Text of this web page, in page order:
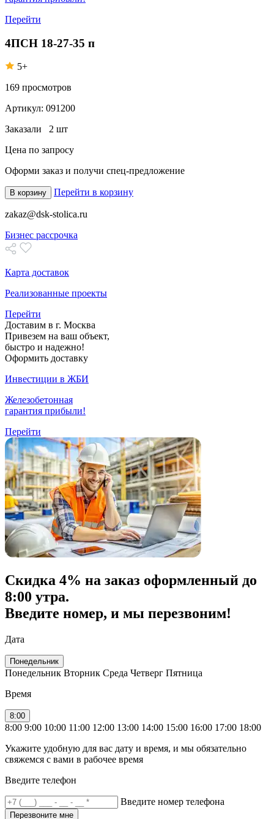
Перейти
4ПСН 18-27-35 п
5+
169 просмотров
Артикул: 091200
Заказали 2 шт
Цена по запросу
Оформи заказ и получи спец-предложение
В корзину Перейти в корзину
zakaz@dsk-stolica.ru
Бизнес рассрочка
Карта доставок
Реализованные проекты
Перейти
Доставим в г. Москва
Привезем на ваш объект,
быстро и надежно!
Оформить доставку
Инвестиции в ЖБИ
Железобетонная
гарантия прибыли!
Перейти
Скидка 4% на заказ оформленный до
8:00 утра.
Введите номер, и мы перезвоним!
Дата
Понедельник
Понедельник Вторник Среда Четверг Пятница
Время
8:00
8:00 9:00 10:00 11:00 12:00 13:00 14:00 15:00 16:00 17:00 18:00
Укажите удобную для вас дату и время, и мы обязательно
свяжемся с вами в рабочее время
Введите телефон
Введите номер телефона
Перезвоните мне